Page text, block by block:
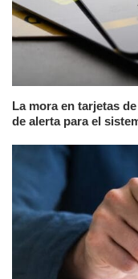
La mora en tarjetas
de alerta para el